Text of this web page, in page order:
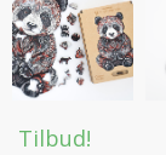
Tilbud!